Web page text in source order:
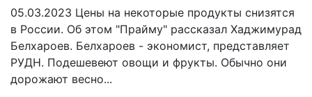
05.03.2023 Цены на некоторые продукты снизятся
в России. Об этом "Прайму" рассказал Хаджимурад
Белхароев. Белхароев - экономист, представляет
РУДН. Подешевеют овощи и фрукты. Обычно они
дорожают весно...